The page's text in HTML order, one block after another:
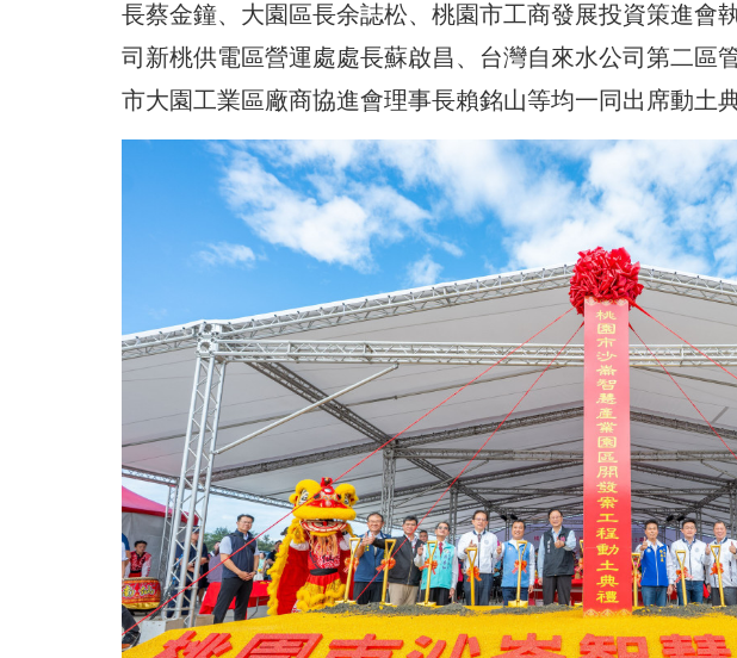
長蔡金鐘、大園區長余誌松、桃園市工商發展投資策進會
司新桃供電區營運處處長蘇啟昌、台灣自來水公司第二區
市大園工業區廠商協進會理事長賴銘山等均一同出席動土典